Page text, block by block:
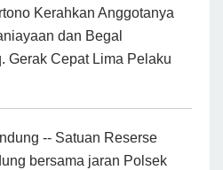
Kerahkan Anggotanya
dan Begal
Gerak Cepat Lima Pelaku
-- Satuan Reserse
bersama jaran Polsek